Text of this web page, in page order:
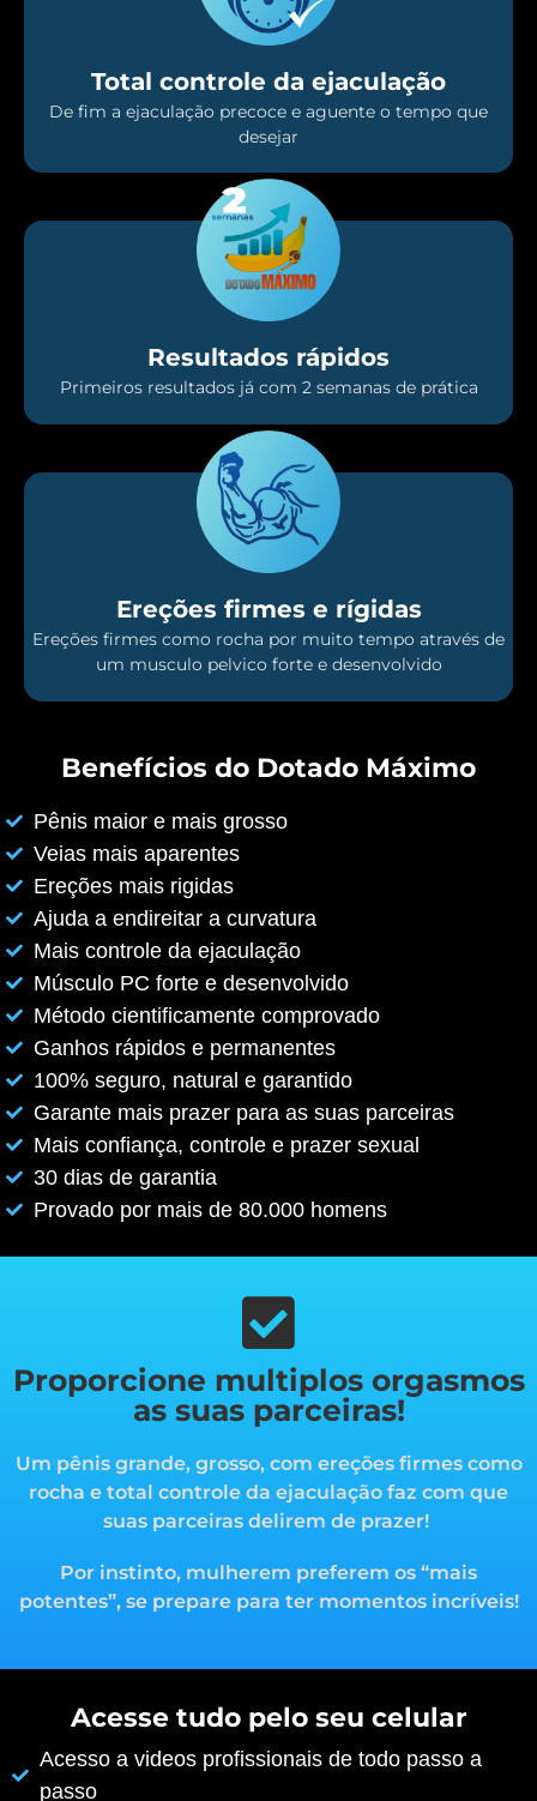
Total controle da ejaculação
De fim a ejaculação precoce e aguente o tempo que
desejar
Resultados rápidos
Primeiros resultados já com 2 semanas de prática
Ereções firmes e rígidas
Ereções firmes como rocha por muito tempo através de
um musculo pelvico forte e desenvolvido
Benefícios do Dotado Máximo
Pênis maior e mais grosso
Veias mais aparentes
Ereções mais rigidas
Ajuda a endireitar a curvatura
Mais controle da ejaculação
Músculo PC forte e desenvolvido
Método cientificamente comprovado
Ganhos rápidos e permanentes
100% seguro, natural e garantido
Garante mais prazer para as suas parceiras
Mais confiança, controle e prazer sexual
30 dias de garantia
Provado por mais de 80.000 homens
Proporcione multiplos orgasmos
as suas parceiras!
Um pênis grande, grosso, com ereções firmes como
rocha e total controle da ejaculação faz com que
suas parceiras delirem de prazer!
Por instinto, mulherem preferem os “mais
potentes”, se prepare para ter momentos incríveis!
Acesse tudo pelo seu celular
Acesso a videos profissionais de todo passo a
passo